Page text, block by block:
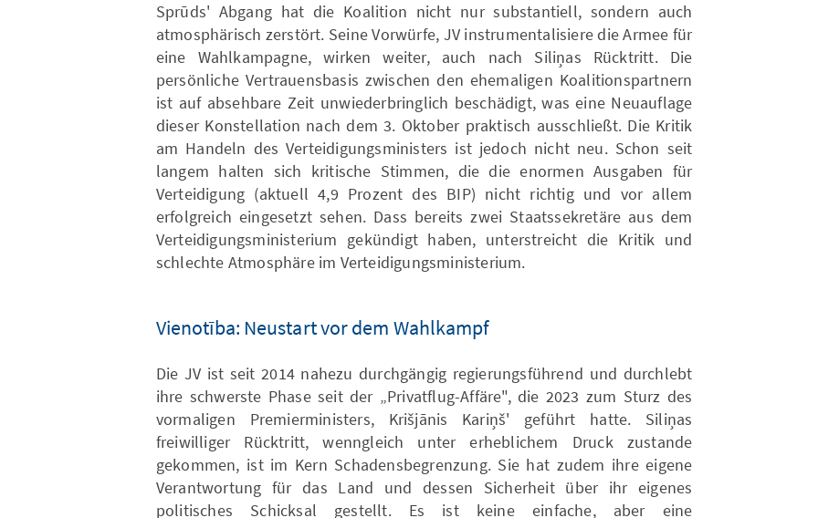
Sprūds' Abgang hat die Koalition nicht nur substantiell, sondern auch
atmosphärisch zerstört. Seine Vorwürfe, JV instrumentalisiere die Armee für
eine Wahlkampagne, wirken weiter, auch nach Siliņas Rücktritt. Die
persönliche Vertrauensbasis zwischen den ehemaligen Koalitionspartnern
ist auf absehbare Zeit unwiederbringlich beschädigt, was eine Neuauflage
dieser Konstellation nach dem 3. Oktober praktisch ausschließt. Die Kritik
am Handeln des Verteidigungsministers ist jedoch nicht neu. Schon seit
langem halten sich kritische Stimmen, die die enormen Ausgaben für
Verteidigung (aktuell 4,9 Prozent des BIP) nicht richtig und vor allem
erfolgreich eingesetzt sehen. Dass bereits zwei Staatssekretäre aus dem
Verteidigungsministerium gekündigt haben, unterstreicht die Kritik und
schlechte Atmosphäre im Verteidigungsministerium.
Vienotība: Neustart vor dem Wahlkampf
Die JV ist seit 2014 nahezu durchgängig regierungsführend und durchlebt
ihre schwerste Phase seit der „Privatflug-Affäre", die 2023 zum Sturz des
vormaligen Premierministers, Krišjānis Kariņš' geführt hatte. Siliņas
freiwilliger Rücktritt, wenngleich unter erheblichem Druck zustande
gekommen, ist im Kern Schadensbegrenzung. Sie hat zudem ihre eigene
Verantwortung für das Land und dessen Sicherheit über ihr eigenes
politisches Schicksal gestellt. Es ist keine einfache, aber eine